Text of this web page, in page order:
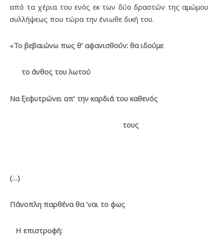
από τα χέρια του ενός εκ των δύο δραστών της αμώμου
συλλήψεως που τώρα την ένιωθε δική του.
«Το βεβαιώνω πως θ’ αφανισθούν: θα ιδούμε
το άνθος του λωτού
Να ξεφυτρώνει απ’ την καρδιά του καθενός
τους
(…)
Πάνοπλη παρθένα θα ‘ναι το φως
Η επιστροφή: